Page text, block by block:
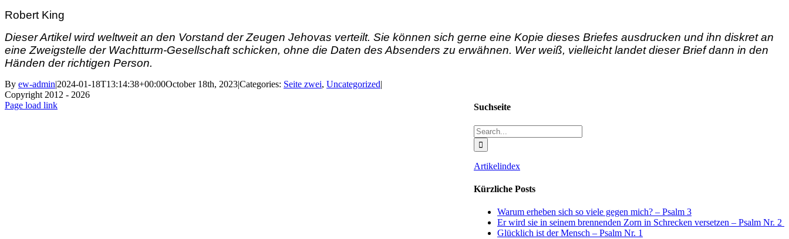
Robert King
Dieser Artikel wird weltweit an den Vorstand der Zeugen Jehovas verteilt. Sie können sich gerne eine Kopie dieses Briefes ausdrucken und ihn diskret an
eine Zweigstelle der Wachtturm-Gesellschaft schicken, ohne die Daten des Absenders zu erwähnen. Wer weiß, vielleicht landet dieser Brief dann in den
Händen der richtigen Person.
By ew-admin|2024-01-18T13:14:38+00:00October 18th, 2023|Categories: Seite zwei, Uncategorized|
Suchseite
Search
for:
Artikelindex
Kürzliche Posts
Warum erheben sich so viele gegen mich? – Psalm 3
Er wird sie in seinem brennenden Zorn in Schrecken versetzen – Psalm Nr. 2
Glücklich ist der Mensch – Psalm Nr. 1
Copyright 2012 - 2026
Facebook
X
Instagram
Pinterest
Page load link